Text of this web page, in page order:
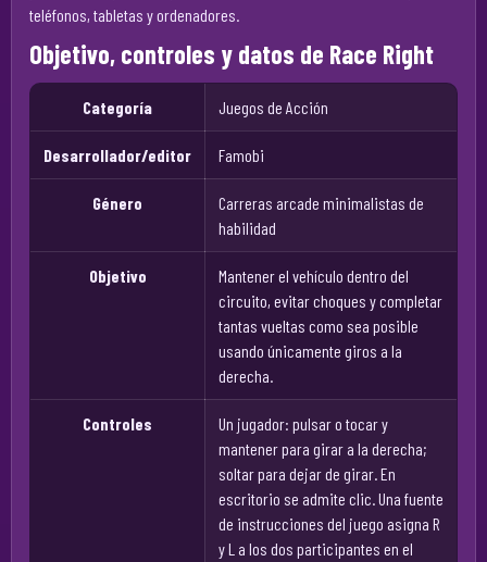
teléfonos, tabletas y ordenadores.
Objetivo, controles y datos de Race Right
Categoría Juegos de Acción
Desarrollador/editor Famobi
Género
Carreras arcade minimalistas de
habilidad
Objetivo
Mantener el vehículo dentro del
circuito, evitar choques y completar
tantas vueltas como sea posible
usando únicamente giros a la
derecha.
Controles
Un jugador: pulsar o tocar y
mantener para girar a la derecha;
soltar para dejar de girar. En
escritorio se admite clic. Una fuente
de instrucciones del juego asigna R
y L a los dos participantes en el